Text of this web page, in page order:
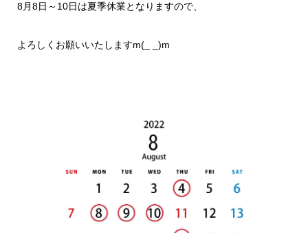
8月8日～10日は夏季休業となりますので、
よろしくお願いいたしますm(_ _)m